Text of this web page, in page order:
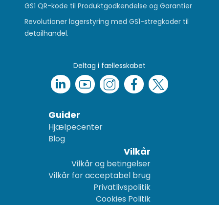
GS1 QR-kode til Produktgodkendelse og Garantier
Revolutioner lagerstyring med GS1-stregkoder til
detailhandel.
Deltag i fællesskabet
Guider
Hjælpecenter
Blog
Vilkår
Vilkår og betingelser
Vilkår for acceptabel brug
Privatlivspolitik
Cookies Politik